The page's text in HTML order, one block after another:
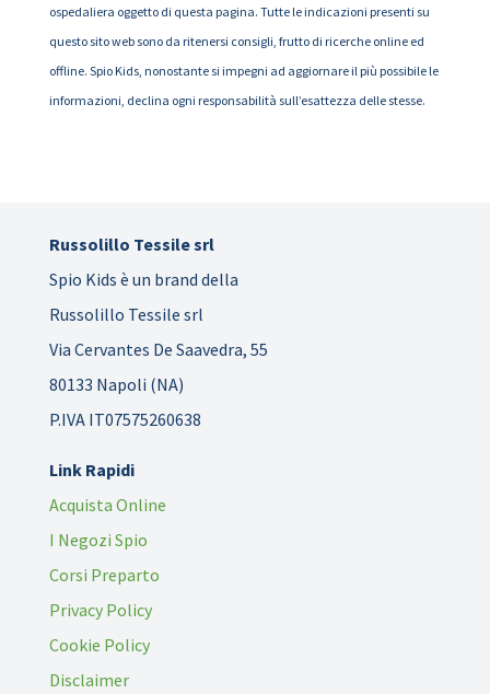
ospedaliera oggetto di questa pagina. Tutte le indicazioni presenti su
questo sito web sono da ritenersi consigli, frutto di ricerche online ed
offline. Spio Kids, nonostante si impegni ad aggiornare il più possibile le
informazioni, declina ogni responsabilità sull’esattezza delle stesse.
Russolillo Tessile srl
Spio Kids è un brand della
Russolillo Tessile srl
Via Cervantes De Saavedra, 55
80133 Napoli (NA)
P.IVA IT07575260638
Link Rapidi
Acquista Online
I Negozi Spio
Corsi Preparto
Privacy Policy
Cookie Policy
Disclaimer